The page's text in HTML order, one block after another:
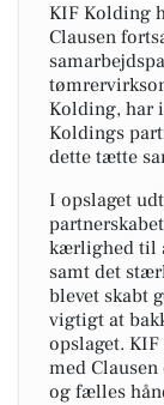
KIF Kolding
Clausen
Kolding, har
Koldings
dette tætte
I opslaget
kærlighed til
samt det
blevet skabt
vigtigt at
opslaget.
med
og fælles